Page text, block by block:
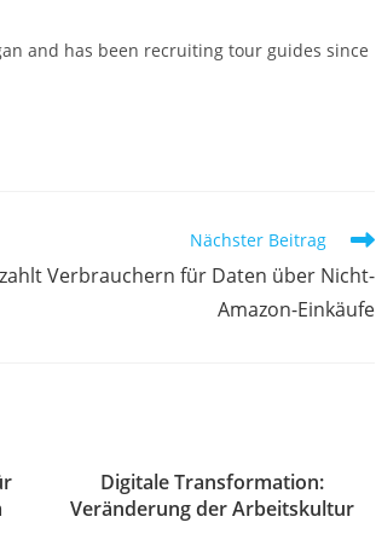
and has been recruiting tour guides since
Nächster Beitrag
Verbrauchern für Daten über Nicht-
Amazon-Einkäufe
Digitale Transformation:
Veränderung der Arbeitskultur